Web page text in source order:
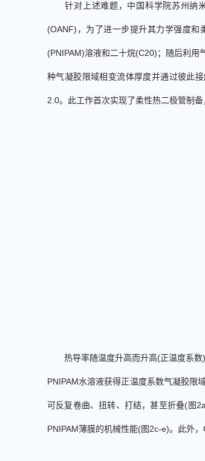
针对 上述难题，中国科学院苏州
(OANF) ，为了进一步提升其力学强度和
(PNIPAM)溶液和二十烷(C20)；随后利用
种气凝胶限域相变流体厚度并通过彼此
2.0。 此工作首次实现了柔性热二极管制备
热导率随温度升高而升高(正温度系数
PNIPAM水溶液获得正温度系数气凝胶限
可反复卷曲、扭转、打结，甚至折叠(图
PNIPAM薄膜的机械性能(图2c-e)。此外，